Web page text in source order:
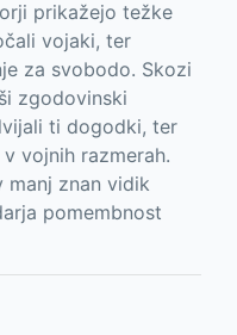
prikažejo težke
vojaki, ter
za svobodo. Skozi
zgodovinski
ti dogodki, ter
vojnih razmerah.
manj znan vidik
pomembnost